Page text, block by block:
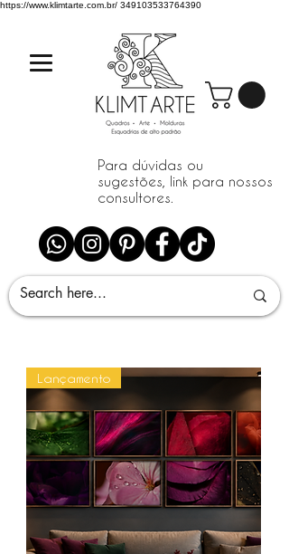
https://www.klimtarte.com.br/ 349103533764390
Para dúvidas ou
sugestões, link para nossos
consultores.
Lançamento